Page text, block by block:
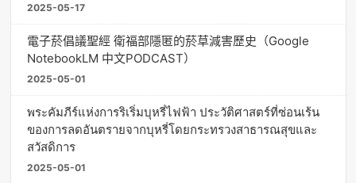
2025-05-17
電子菸倡議聖經 衛福部隱匿的菸草減害歷史（Google
NotebookLM 中文PODCAST）
2025-05-01
พระคัมภีร์แห่งการริเริ่มบุหรี่ไฟฟ้า ประวัติศาสตร์ที่ซ่อนเร้น
ของการลดอันตรายจากบุหรี่โดยกระทรวงสาธารณสุขและ
สวัสดิการ
2025-05-01